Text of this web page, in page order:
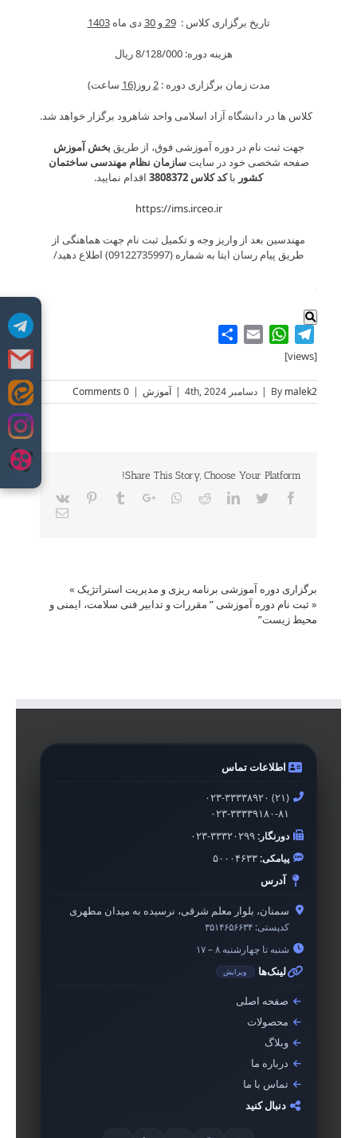
Skip
تاریخ برگزاری کلاس :29 و 30 دی ماه1403
هزینه دوره: 8/128/000 ريال
مدت زمان برگزاری دوره :2روز(16 ساعت)
کلاس ها در دانشگاه آزاد اسلامی واحد شاهرود برگزار خواهد شد.
جهت ثبت نام در دوره آموزشی فوق، از طریق بخش آموزش
صفحه شخصی خود در سایتسازمان نظام مهندسی ساختمان
کشور باکد کلاس 3808372 اقدام نمایید.
https://ims.irceo.ir
مهندسین بعد از واریز وجه و تکمیل ثبت نام جهت هماهنگی از
طریق پیام رسان ایتا به شماره (09122735997) اطلاع دهید/
.
Telegram
WhatsApp
Email
[views]
By malek2
| دسامبر 4th, 2024 | آموزش |
0 Comments
Share This Story, Choose Your Platform!
Facebook
Twitter
LinkedIn
Reddit
Whatsapp
Google+
Tumblr
Pinterest
Vk
Email
برگزاری دوره آموزشی برنامه ریزی و مدیریت استراتژیک »
«ثبت نام دوره آموزشی ” مقررات و تدابیر فنی سلامت، ایمنی و
محیط زیست”
اطلاعات تماس
۰۲۳-۳۳۳۳۸۹۲۰ (۲۱)
۰۲۳-۳۳۳۳۹۱۸۰-۸۱
دورنگار:۰۲۳-۳۳۳۲۰۲۹۹
پیامکی:۵۰۰۰۴۶۳۳
آدرس
سمنان، بلوار معلم شرقی، نرسیده به میدان مطهری
کدپستی: ۳۵۱۴۶۵۶۶۳۴
شنبه تا چهارشنبه ۸ – ۱۷
لینک‌ها ویرایش
صفحه اصلی
محصولات
وبلاگ
درباره ما
تماس با ما
دنبال کنید